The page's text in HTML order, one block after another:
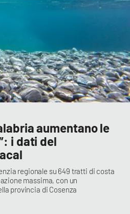
aumentano le
i dati del
regionale su 649 tratti di costa
massima, con un
provincia di Cosenza